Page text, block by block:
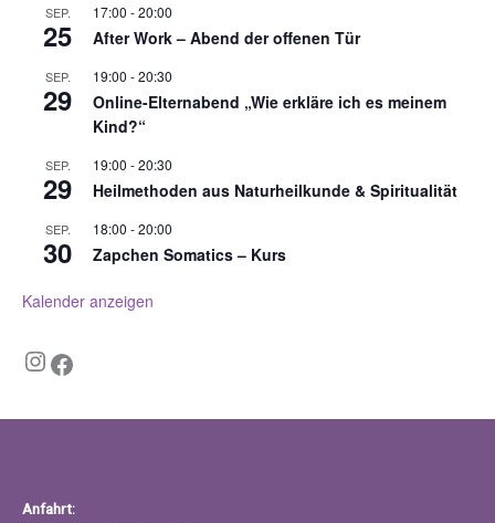
SEP.
25
17:00 -20:00
After Work – Abend der offenen Tür
SEP.
29
19:00 -20:30
Online-Elternabend „Wie erkläre ich es meinem
Kind?“
SEP.
29
19:00 -20:30
Heilmethoden aus Naturheilkunde & Spiritualität
SEP.
30
18:00 -20:00
Zapchen Somatics – Kurs
Kalender anzeigen
InstagramFacebook
Anfahrt: